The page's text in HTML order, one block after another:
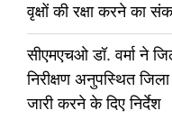
वृक्षों की रक्षा करने का
सीएमएचओ डॉ. वर्मा ने
निरीक्षण अनुपस्थित
जारी करने के दिए निर्देश